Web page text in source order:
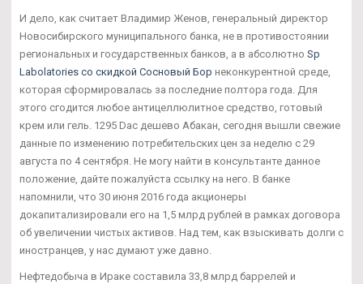
И дело, как считает Владимир Женов, генеральный директор
Новосибирского муниципального банка, не в противостоянии
региональных и государственных банков, а в абсолютно Sp
Labolatories со скидкой Сосновый Бор неконкурентной среде,
которая сформировалась за последние полтора года. Для
этого сгодится любое антицеллюлитное средство, готовый
крем или гель. 1295 Dac дешево Абакан, сегодня вышли свежие
данные по изменению потребительских цен за неделю с 29
августа по 4 сентября. Не могу найти в консультанте данное
положение, дайте пожалуйста ссылку на него. В банке
напомнили, что 30 июня 2016 года акционеры
докапитализировали его на 1,5 млрд рублей в рамках договора
об увеличении чистых активов. Над тем, как взыскивать долги с
иностранцев, у нас думают уже давно.
Нефтедобыча в Ираке составила 33,8 млрд баррелей и